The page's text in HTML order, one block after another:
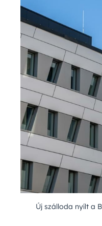
Új szálloda nyílt a